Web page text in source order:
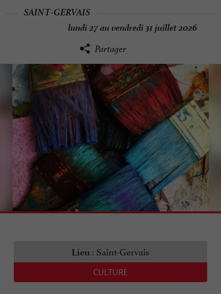
SAINT-GERVAIS
lundi 27 au vendredi 31 juillet 2026
Partager
Lieu : Saint-Gervais
CULTURE